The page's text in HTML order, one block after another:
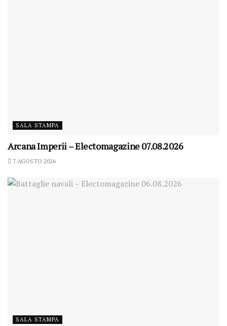
SALA STAMPA
Arcana Imperii – Electomagazine 07.08.2026
7 AGOSTO 2026
SALA STAMPA